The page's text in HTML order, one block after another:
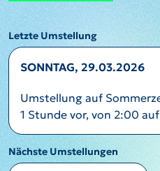
Letzte Umstellung
SONNTAG, 29.03.2026
Umstellung auf
1 Stunde vor, von 2:00
Nächste Umstellungen